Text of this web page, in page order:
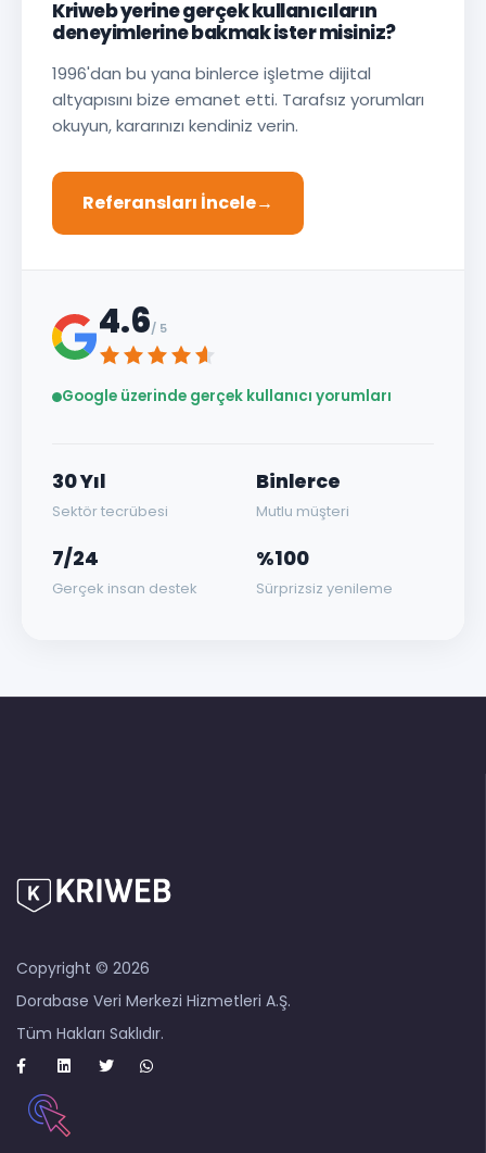
Kriweb yerine gerçek kullanıcıların
deneyimlerine bakmak ister misiniz?
1996'dan bu yana binlerce işletme dijital
altyapısını bize emanet etti. Tarafsız yorumları
okuyun, kararınızı kendiniz verin.
Referansları İncele→
4.6/ 5
Google üzerinde gerçek kullanıcı yorumları
30 Yıl
Sektör tecrübesi
Binlerce
Mutlu müşteri
7/24
Gerçek insan destek
%100
Sürprizsiz yenileme
Copyright © 2026
Dorabase Veri Merkezi Hizmetleri A.Ş.
Tüm Hakları Saklıdır.